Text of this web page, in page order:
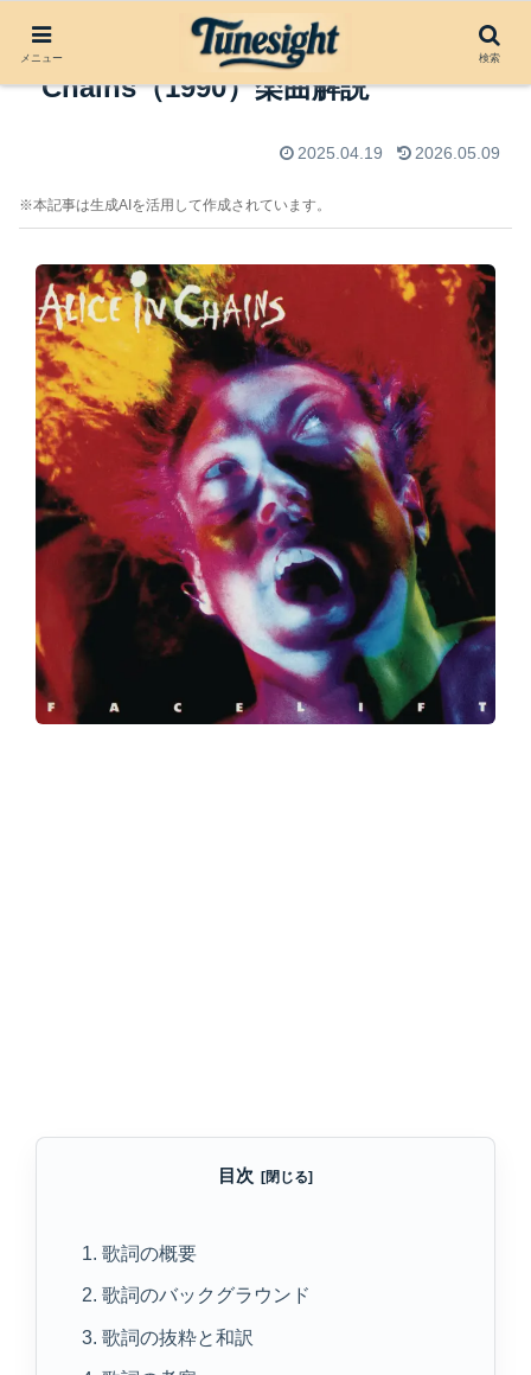
Sea of Sorrow by Alice in
Chains（1990）楽曲解説
2025.04.19 2026.05.09
※本記事は生成AIを活用して作成されています。
目次
1. 歌詞の概要
2. 歌詞のバックグラウンド
3. 歌詞の抜粋と和訳
メニュー 検索